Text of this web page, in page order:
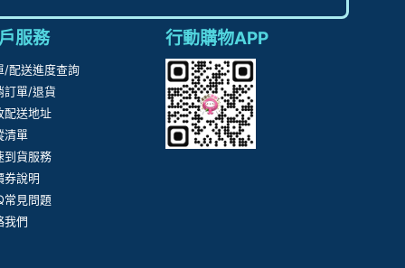
服務
/配送進度查詢
訂單/退貨
配送地址
清單
到貨服務
券說明
常見問題
我們
行動購物APP